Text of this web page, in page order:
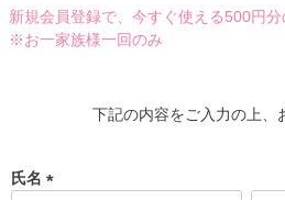
新規会員登録で、今すぐ使える500円分
※お一家族様一回のみ
下記の内容をご入力の上、
氏名